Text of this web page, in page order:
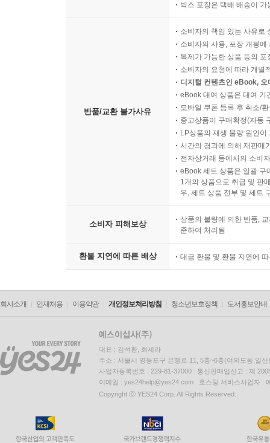
박스 포장은 택배 배송이
반품/교환 불가사유
소비자의 책임 있는 사유로
소비자의 사용, 포장 개봉
복제가 가능한 상품 등의
소비자의 요청에 따라 개별
디지털 컨텐츠인 eBook,
eBook 대여 상품은 대여 기
모바일 쿠폰 등록 후 취소/
중고상품이 구매확정(자동
LP상품의 재생 불량 원인
시간의 경과에 의해 재판매
전자상거래 등에서의 소비
eBook 세트 상품은 일괄 구
1개의 상품으로 취급 및 판
우, 세트 상품 전부 및 세트
소비자 피해보상
상품의 불량에 의한 반품,
준하여 처리됨
환불 지연에 따른 배상 대금 환불 및 환불 지연에
회사소개 인재채용 이용약관 개인정보처리방침 청소년보호정책 도서홍보안내
대표 : 김석환, 최세라
주소 : 서울시 영등포구 은행로 11, 5층~6층(여의도동,일신
사업자등록번호 : 229-81-37000 통신판매업신고 : 제
이메일 : yes24help@yes24.com 호스팅 서비스사업자 :
Copyright ⓒ YES24 Corp. All Rights Reserved.